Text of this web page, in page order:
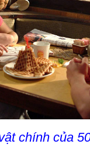
chính của